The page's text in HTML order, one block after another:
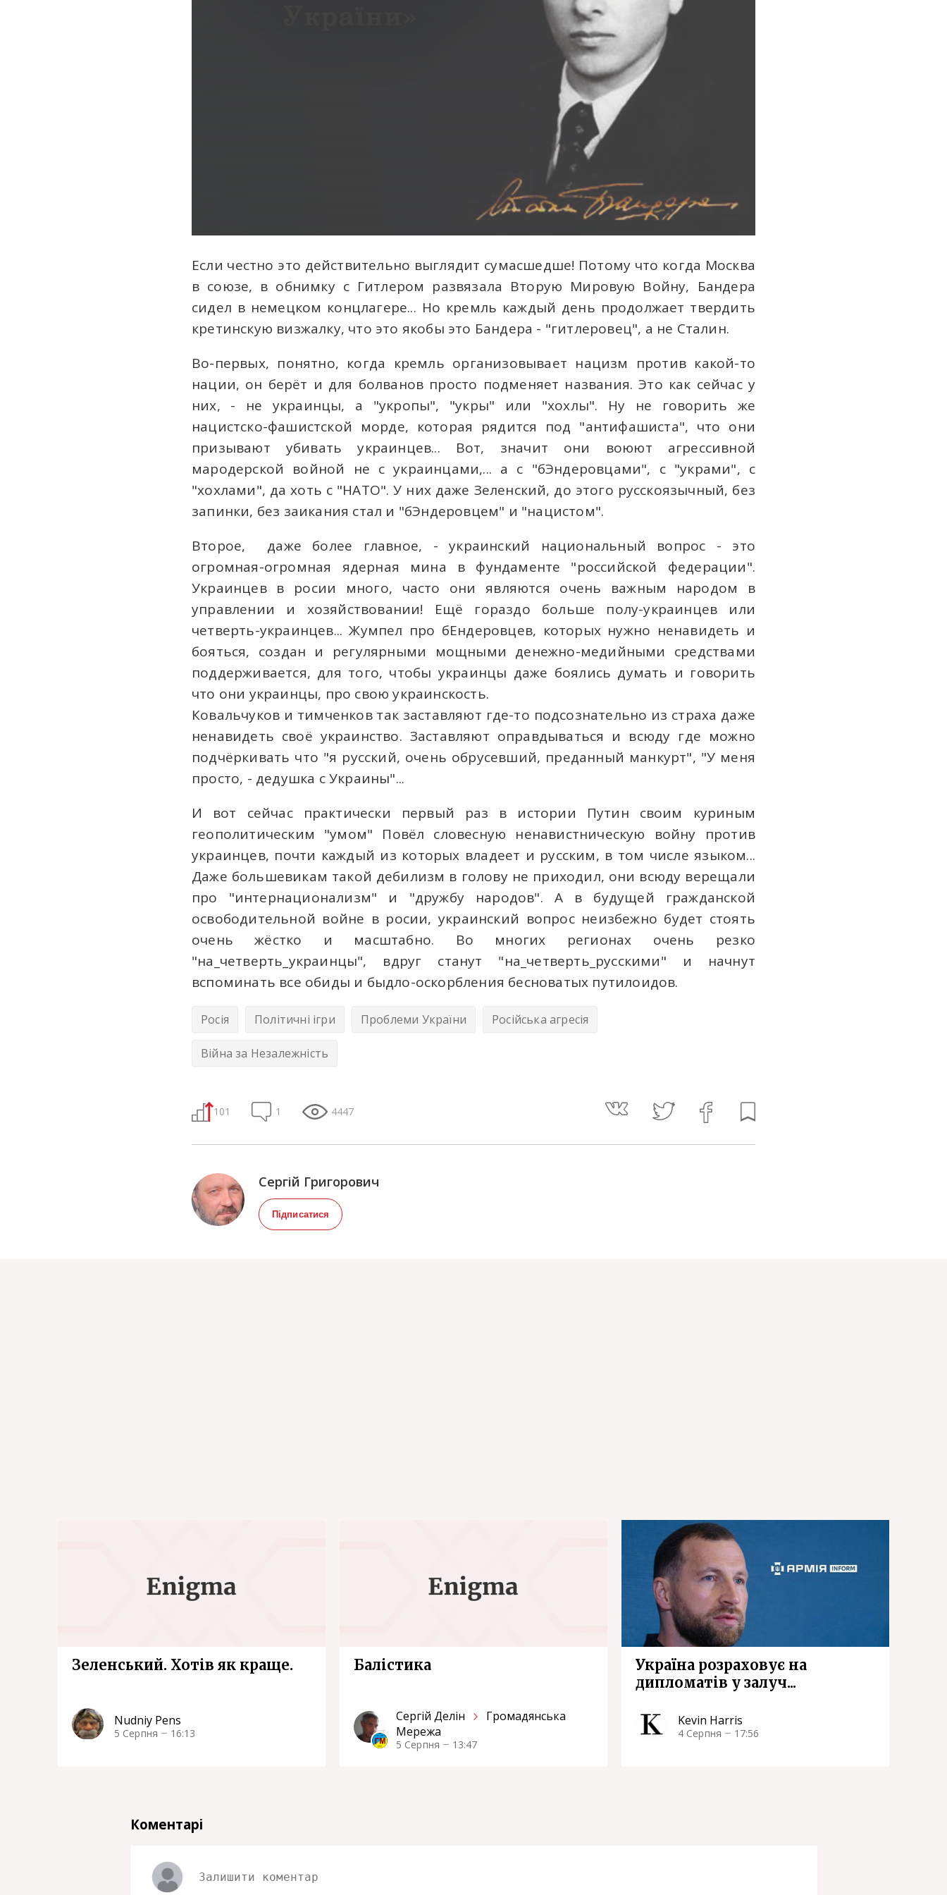
Если честно это действительно выглядит сумасшедше! Потому что когда Москва
в союзе, в обнимку с Гитлером развязала Вторую Мировую Войну, Бандера
сидел в немецком концлагере... Но кремль каждый день продолжает твердить
кретинскую визжалку, что это якобы это Бандера - "гитлеровец", а не Сталин.
Во-первых, понятно, когда кремль организовывает нацизм против какой-то
нации, он берёт и для болванов просто подменяет названия. Это как сейчас у
них, - не украинцы, а "укропы", "укры" или "хохлы". Ну не говорить же
нацистско-фашистской морде, которая рядится под "антифашиста", что они
призывают убивать украинцев... Вот, значит они воюют агрессивной
мародерской войной не с украинцами,... а с "бЭндеровцами", с "украми", с
"хохлами", да хоть с "НАТО". У них даже Зеленский, до этого русскоязычный, без
запинки, без заикания стал и "бЭндеровцем" и "нацистом".
Второе, даже более главное, - украинский национальный вопрос - это
огромная-огромная ядерная мина в фундаменте "российской федерации".
Украинцев в росии много, часто они являются очень важным народом в
управлении и хозяйствовании! Ещё гораздо больше полу-украинцев или
четверть-украинцев... Жумпел про бЕндеровцев, которых нужно ненавидеть и
бояться, создан и регулярными мощными денежно-медийными средствами
поддерживается, для того, чтобы украинцы даже боялись думать и говорить
что они украинцы, про свою украинскость.
Ковальчуков и тимченков так заставляют где-то подсознательно из страха даже
ненавидеть своё украинство. Заставляют оправдываться и всюду где можно
подчёркивать что "я русский, очень обрусевший, преданный манкурт", "У меня
просто, - дедушка с Украины"...
И вот сейчас практически первый раз в истории Путин своим куриным
геополитическим "умом" Повёл словесную ненавистническую войну против
украинцев, почти каждый из которых владеет и русским, в том числе языком...
Даже большевикам такой дебилизм в голову не приходил, они всюду верещали
про "интернационализм" и "дружбу народов". А в будущей гражданской
освободительной войне в росии, украинский вопрос неизбежно будет стоять
очень жёстко и масштабно. Во многих регионах очень резко
"на_четверть_украинцы", вдруг станут "на_четверть_русскими" и начнут
вспоминать все обиды и быдло-оскорбления бесноватых путилоидов.
Росія Політичні ігри Проблеми України Російська агресія
Війна за Незалежність
101 1 4447
Сергій Григорович
Підписатися
Зеленський. Хотів як краще.
Nudniy Pens
5 Серпня 16:13
Балістика
Сергiй Делін
Громадянська
Мережа
5 Серпня 13:47
Україна розраховує на
дипломатів у залуч...
Kevin Harris
4 Серпня 17:56
Коментарі